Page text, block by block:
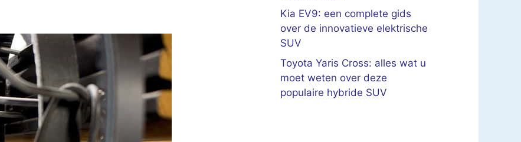
Kia EV9: een complete gids
over de innovatieve elektrische
SUV
Toyota Yaris Cross: alles wat u
moet weten over deze
populaire hybride SUV